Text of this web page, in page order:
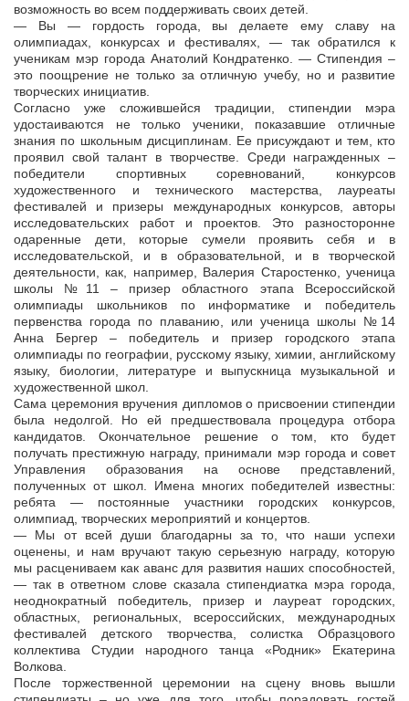
возможность во всем поддерживать своих детей.
— Вы — гордость города, вы делаете ему славу на
олимпиадах, конкурсах и фестивалях, — так обратился к
ученикам мэр города Анатолий Кондратенко. — Стипендия –
это поощрение не только за отличную учебу, но и развитие
творческих инициатив.
Согласно уже сложившейся традиции, стипендии мэра
удостаиваются не только ученики, показавшие отличные
знания по школьным дисциплинам. Ее присуждают и тем, кто
проявил свой талант в творчестве. Среди награжденных –
победители спортивных соревнований, конкурсов
художественного и технического мастерства, лауреаты
фестивалей и призеры международных конкурсов, авторы
исследовательских работ и проектов. Это разносторонне
одаренные дети, которые сумели проявить себя и в
исследовательской, и в образовательной, и в творческой
деятельности, как, например, Валерия Старостенко, ученица
школы №11 – призер областного этапа Всероссийской
олимпиады школьников по информатике и победитель
первенства города по плаванию, или ученица школы №14
Анна Бергер – победитель и призер городского этапа
олимпиады по географии, русскому языку, химии, английскому
языку, биологии, литературе и выпускница музыкальной и
художественной школ.
Сама церемония вручения дипломов о присвоении стипендии
была недолгой. Но ей предшествовала процедура отбора
кандидатов. Окончательное решение о том, кто будет
получать престижную награду, принимали мэр города и совет
Управления образования на основе представлений,
полученных от школ. Имена многих победителей известны:
ребята — постоянные участники городских конкурсов,
олимпиад, творческих мероприятий и концертов.
— Мы от всей души благодарны за то, что наши успехи
оценены, и нам вручают такую серьезную награду, которую
мы расцениваем как аванс для развития наших способностей,
— так в ответном слове сказала стипендиатка мэра города,
неоднократный победитель, призер и лауреат городских,
областных, региональных, всероссийских, международных
фестивалей детского творчества, солистка Образцового
коллектива Студии народного танца «Родник» Екатерина
Волкова.
После торжественной церемонии на сцену вновь вышли